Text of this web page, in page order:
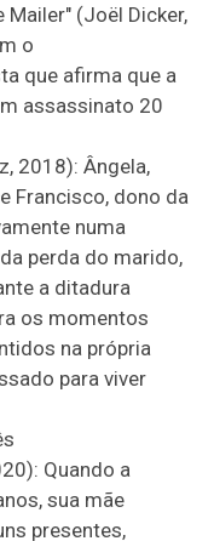
Mailer" (Joël Dicker,
o
que afirma que a
assassinato 20
2018): Ângela,
Francisco, dono da
numa
perda do marido,
a ditadura
os momentos
na própria
para viver
Quando a
sua mãe
presentes,